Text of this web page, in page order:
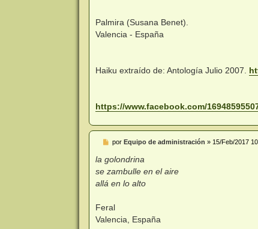
Palmira (Susana Benet).
Valencia - España
Haiku extraído de: Antología Julio 2007.
https://www.facebook.com/
M
n
s
a
e
por Equipo de administración » 15/Feb/2017
la golondrina
se zambulle en el aire
allá en lo alto
Feral
Valencia, España